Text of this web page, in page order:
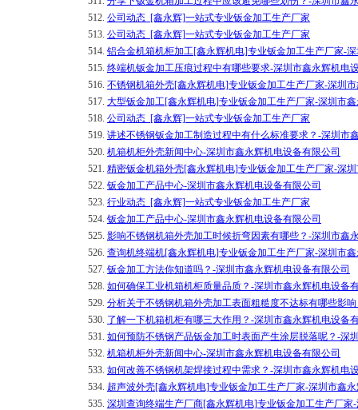
512. 公司动态_[鑫永辉]一站式专业钣金加工生产厂家
513. 公司动态_[鑫永辉]一站式专业钣金加工生产厂家
514. 铝合金机箱机柜加工[鑫永辉机电]专业钣金加工生产厂家-
515. 终端机钣金加工压痕过程中有哪些要求-深圳市鑫永辉机电
516. 不锈钢机箱外壳[鑫永辉机电]专业钣金加工生产厂家-深圳
517. 大型钣金加工[鑫永辉机电]专业钣金加工生产厂家-深圳市
518. 公司动态_[鑫永辉]一站式专业钣金加工生产厂家
519. 讲述不锈钢钣金加工制造过程中有什么标准要求？-深圳市
520. 机箱机柜外壳新闻中心-深圳市鑫永辉机电设备有限公司
521. 精密钣金机箱外壳[鑫永辉机电]专业钣金加工生产厂家-深
522. 钣金加工产品中心-深圳市鑫永辉机电设备有限公司
523. 行业动态_[鑫永辉]一站式专业钣金加工生产厂家
524. 钣金加工产品中心-深圳市鑫永辉机电设备有限公司
525. 影响不锈钢机箱外壳加工时候折弯因素有哪些？-深圳市鑫
526. 查询机终端机[鑫永辉机电]专业钣金加工生产厂家-深圳市
527. 钣金加工方法你知道吗？-深圳市鑫永辉机电设备有限公司
528. 如何确保工业机箱机柜质量品质？-深圳市鑫永辉机电设备
529. 分析关于不锈钢机箱外壳加工表面粗糙度不达标有哪些影
530. 了解一下机箱机柜有哪三大作用？-深圳市鑫永辉机电设备
531. 如何预防不锈钢产品钣金加工时表面产生涂层脱落呢？-深
532. 机箱机柜外壳新闻中心-深圳市鑫永辉机电设备有限公司
533. 如何改善不锈钢机架焊接过程中需求？-深圳市鑫永辉机电
534. 超声波外壳[鑫永辉机电]专业钣金加工生产厂家-深圳市鑫
535. 深圳查询终端生产厂商[鑫永辉机电]专业钣金加工生产厂家